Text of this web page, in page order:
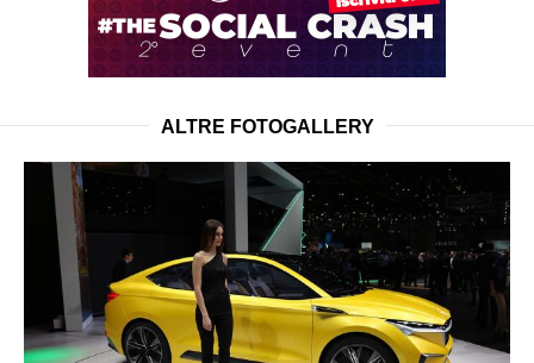
ALTRE FOTOGALLERY